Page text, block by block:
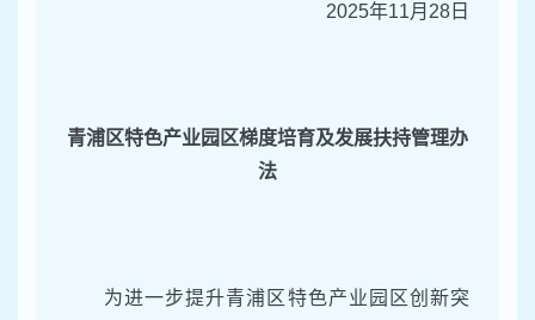
2025年11月28日
青浦区特色产业园区梯度培育及发展扶持管理办
法
为进一步提升青浦区特色产业园区创新突